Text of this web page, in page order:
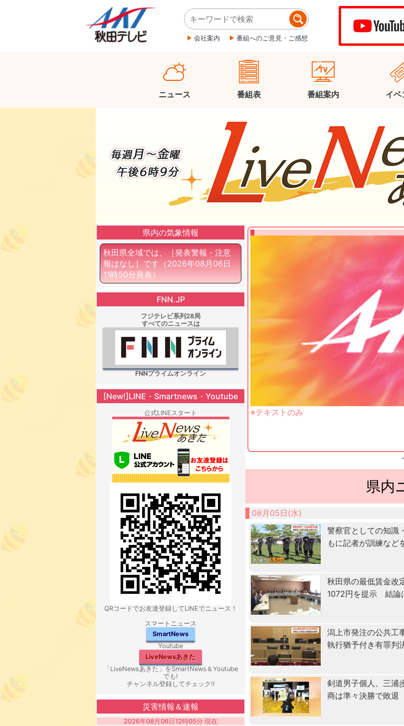
会社案内 番組へのご意見・ご感想
ニュース 番組表 番組案内 イベ
※テキストのみ
県内
08月05日(水)
警察官としての知識
もに記者が訓練な
秋田県の最低賃金改
1072円を提示 結論
潟上市発注の公共工
執行猶予付き有罪
剣道男子個人、三
商は準々決勝で敗
県内の気象情報
秋田県全域では、［発表警報・注意
報はなし］です （2026年08月06日
11時50分発表）
FNN.JP
フジテレビ系列28局
すべてのニュースは
FNNプライムオンライン
[New!]LINE・Smartnews・Youtube
公式LINEスタート
QRコードでお友達登録してLINEでニュース！
スマートニュース
SmartNews
Youtube
LiveNewsあきた
「LiveNewsあきた」をSmartNews＆Youtube
でも!
チャンネル登録してチェック!!
災害情報＆速報
2026年08月06日12時05分 現在